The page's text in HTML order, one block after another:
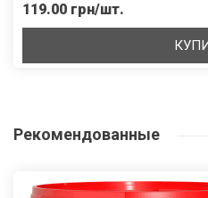
119.00 грн/шт.
Рекомендованные